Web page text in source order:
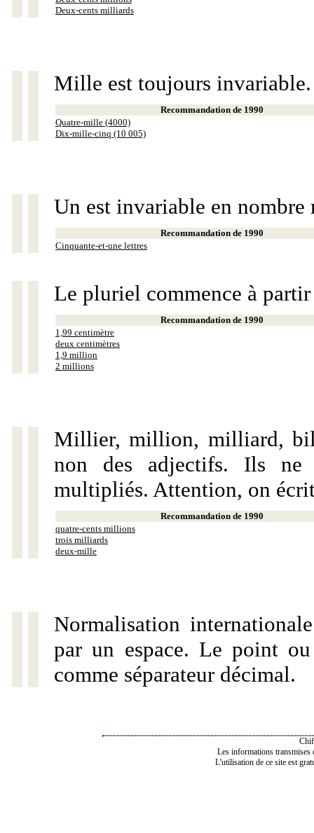
Deux-cents milliards
Mille est toujours invariable.
Recommandation de 1990
Quatre-mille (4000)
Dix-mille-cinq (10 005)
Un est invariable en nombre
Recommandation de 1990
Cinquante-et-une lettres
Le pluriel commence à
Recommandation de 1990
1,99 centimètre
deux centimètres
1,9 million
2 millions
Millier, million, milliard,
non des adjectifs. Ils ne
multipliés. Attention, on
Recommandation de 1990
quatre-cents millions
trois milliards
deux-mille
Normalisation
par un espace. Le point
comme séparateur décimal.
Les informations transmises
L'utilisation de ce site est